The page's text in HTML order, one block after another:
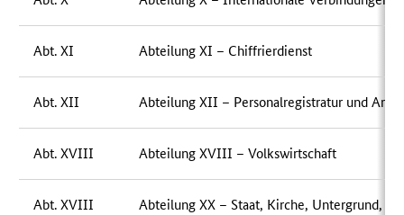
Abt. XI Abteilung XI – Chiffrierdienst
Abt. XII Abteilung XII – Personalregistratur und
Abt. XVIII Abteilung XVIII – Volkswirtschaft
Abt. XVIII Abteilung XX – Staat, Kirche, Untergrund,